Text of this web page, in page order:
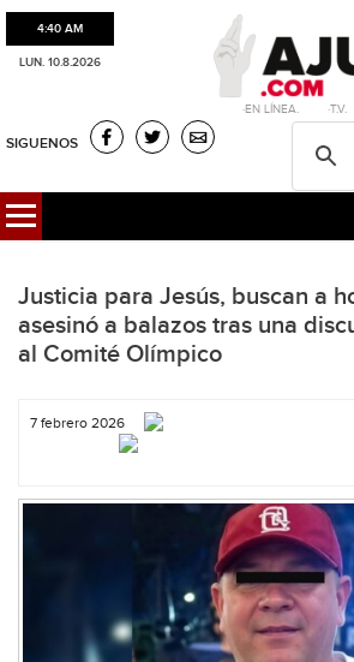
4:40 AM
LUN. 10.8.2026
·EN LÍNEA.
SIGUENOS
Justicia para Jesús, buscan a
asesinó a balazos tras una
al Comité Olímpico
7 febrero 2026